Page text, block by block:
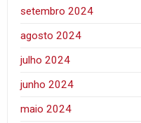
setembro 2024
agosto 2024
julho 2024
junho 2024
maio 2024